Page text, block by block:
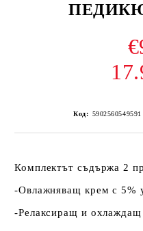
Код: 5902560549591
Комплектът съдържа 2
-Овлажняващ крем с 5%
-Релаксиращ и